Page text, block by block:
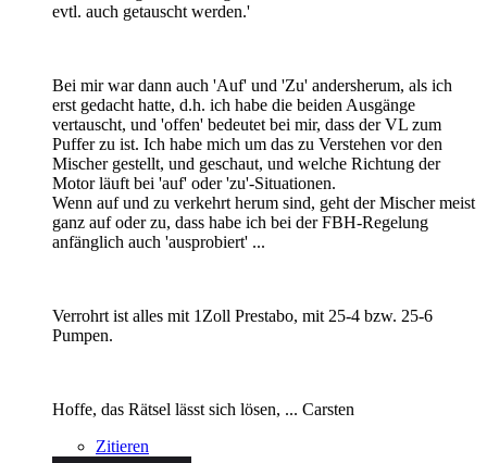
evtl. auch getauscht werden.'
Bei mir war dann auch 'Auf' und 'Zu' andersherum, als ich
erst gedacht hatte, d.h. ich habe die beiden Ausgänge
vertauscht, und 'offen' bedeutet bei mir, dass der VL zum
Puffer zu ist. Ich habe mich um das zu Verstehen vor den
Mischer gestellt, und geschaut, und welche Richtung der
Motor läuft bei 'auf' oder 'zu'-Situationen.
Wenn auf und zu verkehrt herum sind, geht der Mischer meist
ganz auf oder zu, dass habe ich bei der FBH-Regelung
anfänglich auch 'ausprobiert' ...
Verrohrt ist alles mit 1Zoll Prestabo, mit 25-4 bzw. 25-6
Pumpen.
Hoffe, das Rätsel lässt sich lösen, ... Carsten
Zitieren